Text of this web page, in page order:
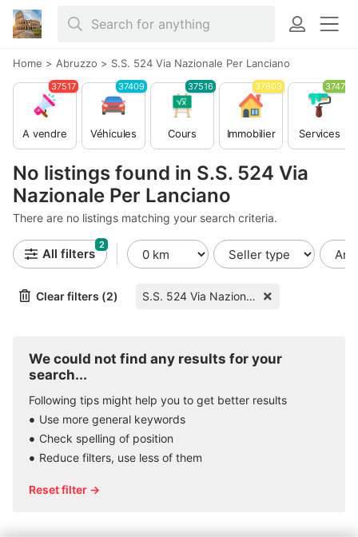
Home > Abruzzo > S.S. 524 Via Nazionale Per Lanciano
No listings found in S.S. 524 Via
Nazionale Per Lanciano
There are no listings matching your search criteria.
A vendre
37517
Véhicules
37409
Cours
37516
Immobilier
37603
Services
37479
All filters
2
Clear filters (2) S.S. 524 Via Nazionale Per Lanciano
We could not find any results for your
search...
Following tips might help you to get better results
Use more general keywords
Check spelling of position
Reduce filters, use less of them
Reset filter →